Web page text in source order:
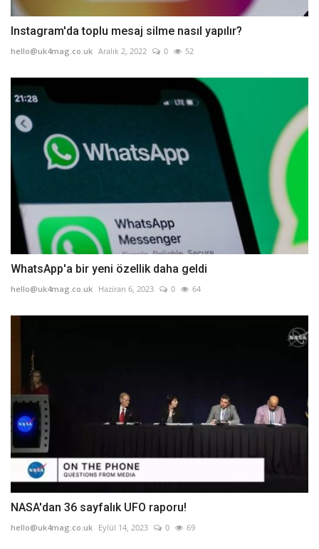
Instagram'da toplu mesaj silme nasıl yapılır?
hello@uk4mag.co.uk Aralık 2, 2022 0 52
WhatsApp'a bir yeni özellik daha geldi
hello@uk4mag.co.uk Haziran 6, 2023 0 64
NASA'dan 36 sayfalık UFO raporu!
hello@uk4mag.co.uk Eylül 14, 2023 0 69